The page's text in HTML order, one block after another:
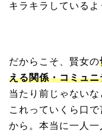
キラキラしているよ
だからこそ、賢女の
える関係・コミュ
当たり前じゃないな
これっていくら口
から。本当に一人一